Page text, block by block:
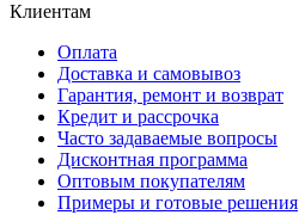
Клиентам
Оплата
Доставка и самовывоз
Гарантия, ремонт и возврат
Кредит и рассрочка
Часто задаваемые вопросы
Дисконтная программа
Оптовым покупателям
Примеры и готовые решения